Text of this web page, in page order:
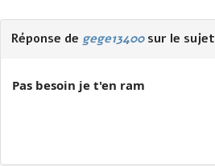
Réponse de gege13400sur le sujet
Pas besoin je t'en ram